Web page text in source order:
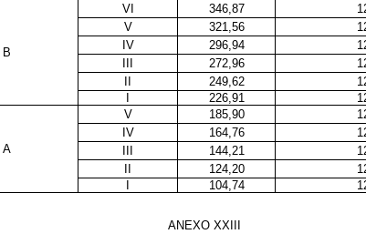
B
VI 346,87
V
321,56
IV
296,94
III
272,96
II
249,62
I
226,91
A
V 185,90
IV
164,76
III
144,21
II
124,20
I
104,74
ANEXO XXIII